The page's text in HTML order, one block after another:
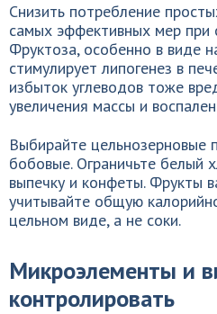
Снизить потребление
самых эффективных мер при
Фруктоза, особенно в виде
стимулирует липогенез в
избыток углеводов тоже
увеличения массы и
Выбирайте цельнозерновые
бобовые. Ограничьте белый
выпечку и конфеты. Фрукты
учитывайте общую
цельном виде, а не соки.
Микроэлементы и
контролировать